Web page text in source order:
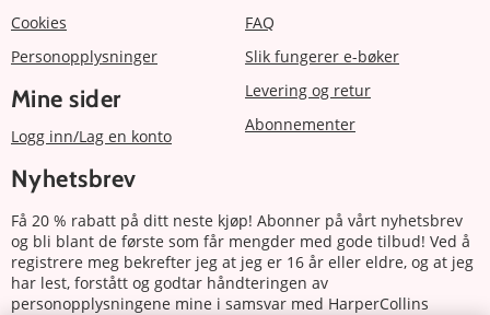
Cookies
Personopplysninger
Mine sider
Logg inn/Lag en konto
FAQ
Slik fungerer e-bøker
Levering og retur
Abonnementer
Nyhetsbrev
Få 20 % rabatt på ditt neste kjøp! Abonner på vårt nyhetsbrev
og bli blant de første som får mengder med gode tilbud! Ved å
registrere meg bekrefter jeg at jeg er 16 år eller eldre, og at jeg
har lest, forstått og godtar håndteringen av
personopplysningene mine i samsvar med HarperCollins